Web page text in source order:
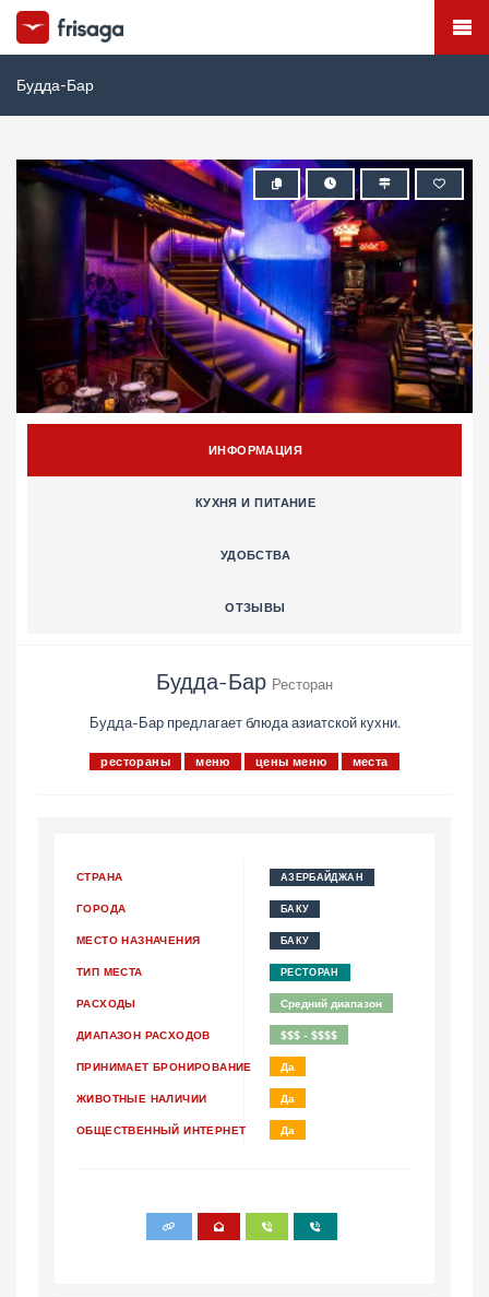
Будда-Бар
ИНФОРМАЦИЯ
КУХНЯ И ПИТАНИЕ
УДОБСТВА
ОТЗЫВЫ
Будда-Бар Ресторан
Будда-Бар предлагает блюда азиатской кухни.
рестораны меню цены меню места
СТРАНА АЗЕРБАЙДЖАН
ГОРОДА БАКУ
МЕСТО НАЗНАЧЕНИЯ БАКУ
ТИП МЕСТА РЕСТОРАН
РАСХОДЫ Средний диапазон
ДИАПAЗОН РАСХОДОВ $$$ - $$$$
ПРИНИМАЕТ БРОНИРОВАНИЕ Да
ЖИВОТНЫЕ НАЛИЧИИ Да
ОБЩЕСТВЕННЫЙ ИНТЕРНЕТ Да